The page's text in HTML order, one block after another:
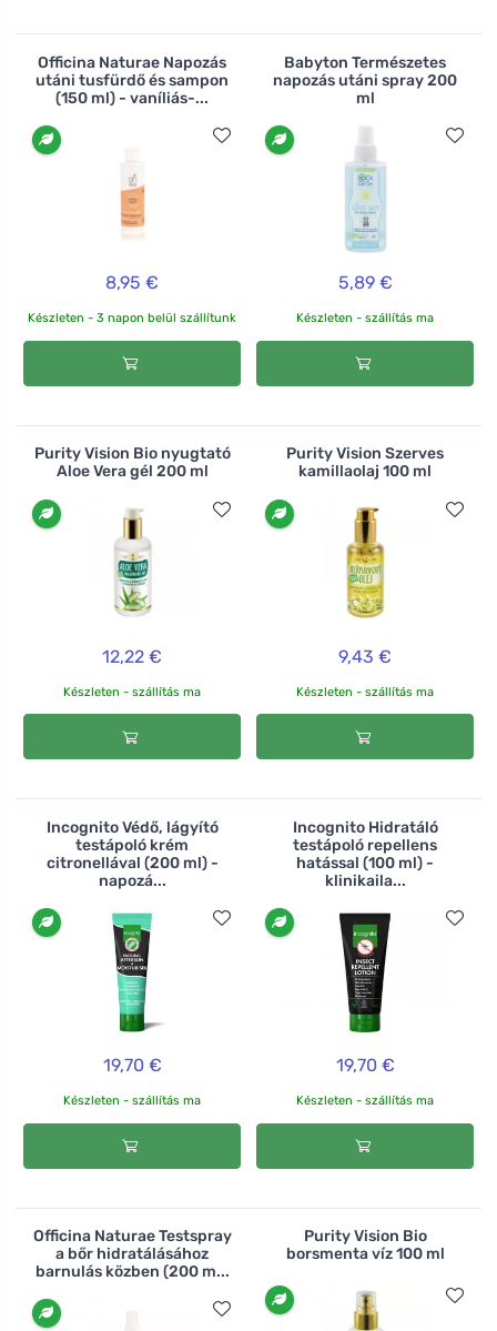
Officina Naturae Napozás
utáni tusfürdő és sampon
(150 ml) - vaníliás-...
8,95 €
Készleten - 3 napon belül szállítunk
Babyton Természetes
napozás utáni spray 200
ml
5,89 €
Készleten - szállítás ma
Purity Vision Bio nyugtató
Aloe Vera gél 200 ml
12,22 €
Készleten - szállítás ma
Purity Vision Szerves
kamillaolaj 100 ml
9,43 €
Készleten - szállítás ma
Incognito Védő, lágyító
testápoló krém
citronellával (200 ml) -
napozá...
19,70 €
Készleten - szállítás ma
Incognito Hidratáló
testápoló repellens
hatással (100 ml) -
klinikaila...
19,70 €
Készleten - szállítás ma
Officina Naturae Testspray
a bőr hidratálásához
barnulás közben (200 m...
Purity Vision Bio
borsmenta víz 100 ml